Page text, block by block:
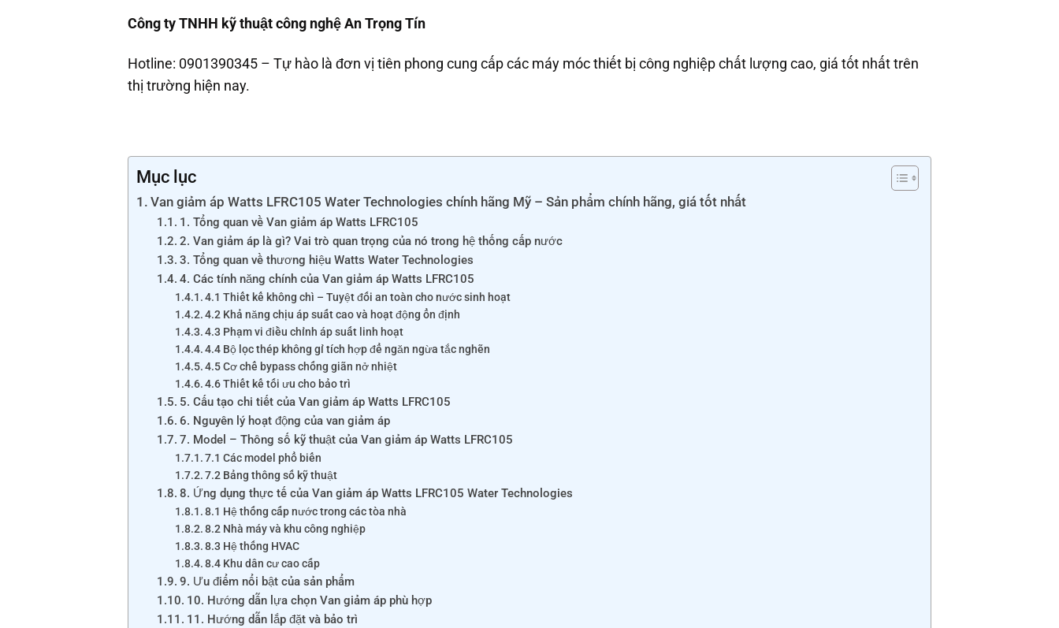
Công ty TNHH kỹ thuật công nghệ An Trọng Tín
Hotline: 0901390345 – Tự hào là đơn vị tiên phong cung cấp các máy móc thiết bị công nghiệp chất lượng cao, giá tốt nhất trên
thị trường hiện nay.
Mục lục
Van giảm áp Watts LFRC105 Water Technologies chính hãng Mỹ – Sản phẩm chính hãng, giá tốt nhất
1. Tổng quan về Van giảm áp Watts LFRC105
2. Van giảm áp là gì? Vai trò quan trọng của nó trong hệ thống cấp nước
3. Tổng quan về thương hiệu Watts Water Technologies
4. Các tính năng chính của Van giảm áp Watts LFRC105
4.1 Thiết kế không chì – Tuyệt đối an toàn cho nước sinh hoạt
4.2 Khả năng chịu áp suất cao và hoạt động ổn định
4.3 Phạm vi điều chỉnh áp suất linh hoạt
4.4 Bộ lọc thép không gỉ tích hợp để ngăn ngừa tắc nghẽn
4.5 Cơ chế bypass chống giãn nở nhiệt
4.6 Thiết kế tối ưu cho bảo trì
5. Cấu tạo chi tiết của Van giảm áp Watts LFRC105
6. Nguyên lý hoạt động của van giảm áp
7. Model – Thông số kỹ thuật của Van giảm áp Watts LFRC105
7.1 Các model phổ biến
7.2 Bảng thông số kỹ thuật
8. Ứng dụng thực tế của Van giảm áp Watts LFRC105 Water Technologies
8.1 Hệ thống cấp nước trong các tòa nhà
8.2 Nhà máy và khu công nghiệp
8.3 Hệ thống HVAC
8.4 Khu dân cư cao cấp
9. Ưu điểm nổi bật của sản phẩm
10. Hướng dẫn lựa chọn Van giảm áp phù hợp
11. Hướng dẫn lắp đặt và bảo trì